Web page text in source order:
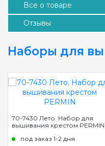
Все о товаре
Отзывы
Наборы для
70-7430 Лето. Набор для
вышивания крестом PERMIN
под заказ 1-2 дня